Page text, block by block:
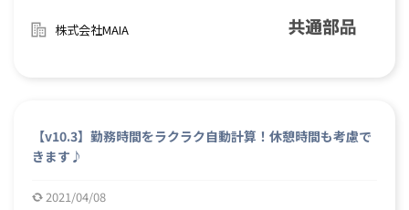
Formによるアンケートやキャンペーンエントリーの回答受付停
止忘れ、期限超過を防止します。 ロボによる一覧表からの定期
株式会社MAIA
【v10.3】勤務時間をラクラク自動計算！休憩時間も考慮で
きます♪
2021/04/08